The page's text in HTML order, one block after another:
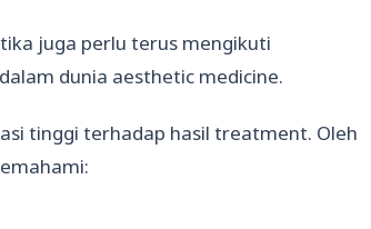
juga perlu terus mengikuti
dunia aesthetic medicine.
tinggi terhadap hasil treatment. Oleh